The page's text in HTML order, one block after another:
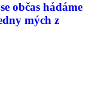
občas hádáme
mých z